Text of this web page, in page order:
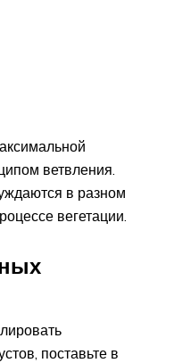
ветвления.
в разном
вегетации.
поставьте в